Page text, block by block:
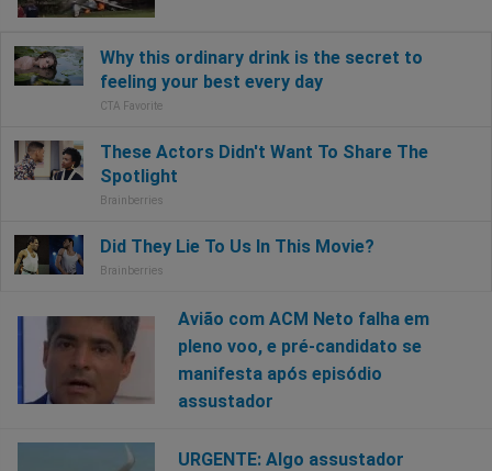
Avião com ACM Neto falha em
pleno voo, e pré-candidato se
manifesta após episódio
assustador
URGENTE: Algo assustador